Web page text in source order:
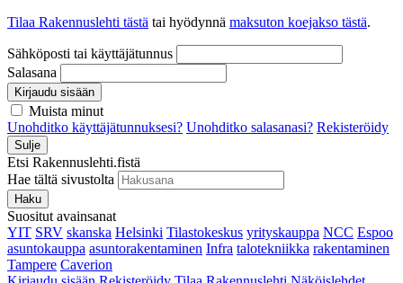
Tilaa Rakennuslehti tästä tai hyödynnä maksuton koejakso tästä.
Sähköposti tai käyttäjätunnus
Salasana
Kirjaudu sisään
Muista minut
Unohditko käyttäjätunnuksesi? Unohditko salasanasi? Rekisteröidy
Sulje
Etsi Rakennuslehti.fistä
Hae tältä sivustolta
Haku
Suositut avainsanat
YIT SRV skanska Helsinki Tilastokeskus yrityskauppa NCC Espoo
asuntokauppa asuntorakentaminen Infra talotekniikka rakentaminen
Tampere Caverion